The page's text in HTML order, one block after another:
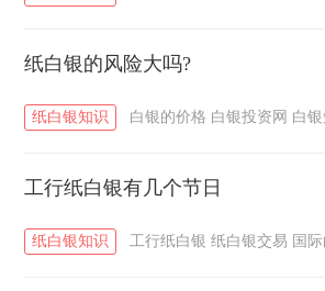
纸白银的风险大吗?
纸白银知识 白银的价格 白银投资网 白
工行纸白银有几个节日
纸白银知识 工行纸白银 纸白银交易 国